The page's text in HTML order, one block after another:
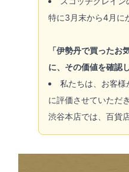
特に3月末から4月に
「伊勢丹で買った
に、その価値を確認
私たちは、お客様
に評価させていただき
渋谷本店では、百貨